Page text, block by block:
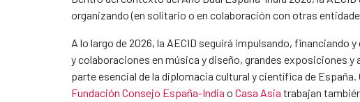
organizando (en solitario o en colaboración con otras
A lo largo de 2026, la AECID seguirá impulsando,
y colaboraciones en música y diseño, grandes exposiciones
parte esencial de la diplomacia cultural y científica de
Fundación Consejo España-India o Casa Asia trabajan